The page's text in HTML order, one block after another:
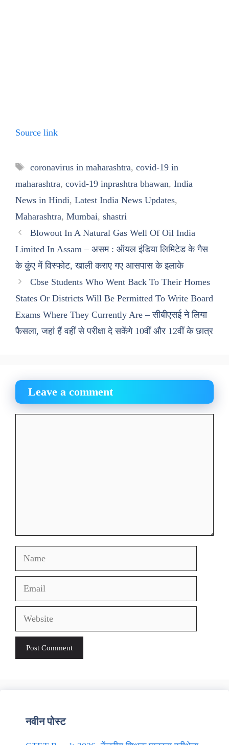
Source link
Tags
coronavirus in maharashtra, covid-19 in
maharashtra, covid-19 inprashtra bhawan, India
News in Hindi, Latest India News Updates,
Maharashtra, Mumbai, shastri
Blowout In A Natural Gas Well Of Oil India
Limited In Assam – असम : ऑयल इंडिया लिमिटेड के गैस
के कुंए में विस्फोट, खाली कराए गए आसपास के इलाके
Cbse Students Who Went Back To Their Homes
States Or Districts Will Be Permitted To Write Board
Exams Where They Currently Are – सीबीएसई ने लिया
फैसला, जहां हैं वहीं से परीक्षा दे सकेंगे 10वीं और 12वीं के छात्र
Leave a comment
Name
Email
Website
नवीन पोस्ट